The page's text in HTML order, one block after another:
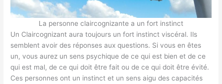
La personne claircognizante a un fort instinct
Un Claircognizant aura toujours un fort instinct viscéral. Ils
semblent avoir des réponses aux questions. Si vous en êtes
un, vous aurez un sens psychique de ce qui est bien et de ce
qui est mal, de ce qui doit être fait ou de ce qui doit être évité.
Ces personnes ont un instinct et un sens aigu des capacités